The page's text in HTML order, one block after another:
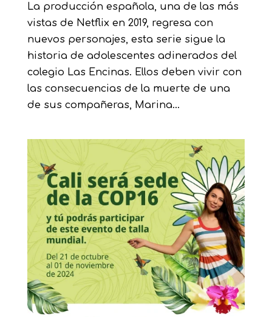
La producción española, una de las más
vistas de Netflix en 2019, regresa con
nuevos personajes, esta serie sigue la
historia de adolescentes adinerados del
colegio Las Encinas. Ellos deben vivir con
las consecuencias de la muerte de una
de sus compañeras, Marina...